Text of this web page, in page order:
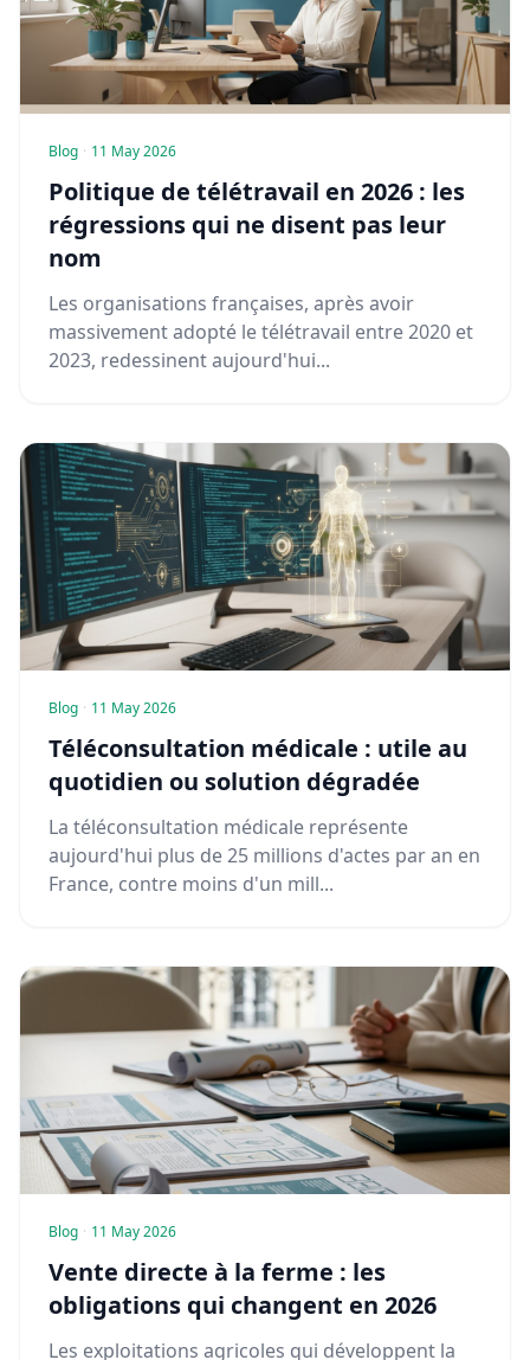
Blog · 11 May 2026
Politique de télétravail en 2026 : les
régressions qui ne disent pas leur
nom
Les organisations françaises, après avoir
massivement adopté le télétravail entre 2020 et
2023, redessinent aujourd'hui...
Blog · 11 May 2026
Téléconsultation médicale : utile au
quotidien ou solution dégradée
La téléconsultation médicale représente
aujourd'hui plus de 25 millions d'actes par an en
France, contre moins d'un mill...
Blog · 11 May 2026
Vente directe à la ferme : les
obligations qui changent en 2026
Les exploitations agricoles qui développent la